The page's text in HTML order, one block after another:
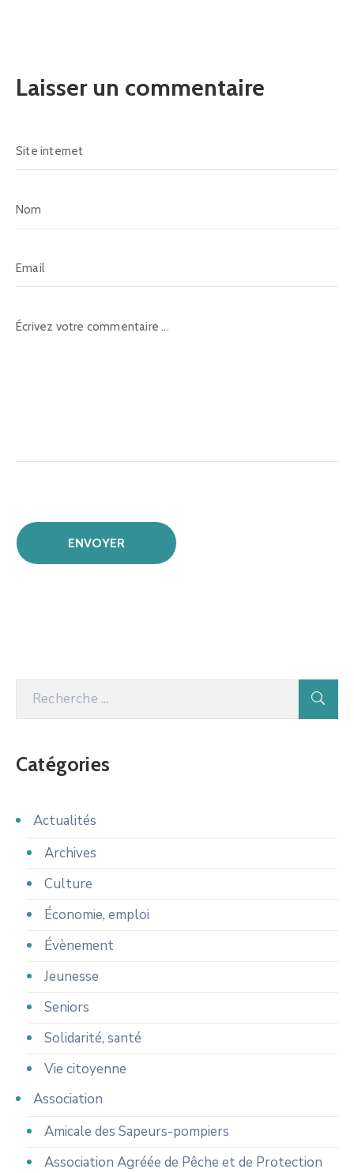
Laisser un commentaire
Catégories
Actualités
Archives
Culture
Économie, emploi
Évènement
Jeunesse
Seniors
Solidarité, santé
Vie citoyenne
Association
Amicale des Sapeurs-pompiers
Association Agréée de Pêche et de Protection